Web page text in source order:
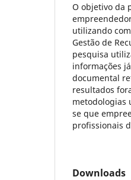
O objetivo da
utilizando
Gestão de
pesquisa
informações
documental
resultados
metodologias
se que
profissionais
Downloads